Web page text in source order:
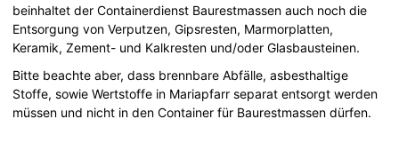
beinhaltet der Containerdienst Baurestmassen auch noch die
Entsorgung von Verputzen, Gipsresten, Marmorplatten,
Keramik, Zement- und Kalkresten und/oder Glasbausteinen.
Bitte beachte aber, dass brennbare Abfälle, asbesthaltige
Stoffe, sowie Wertstoffe in Mariapfarr separat entsorgt werden
müssen und nicht in den Container für Baurestmassen dürfen.